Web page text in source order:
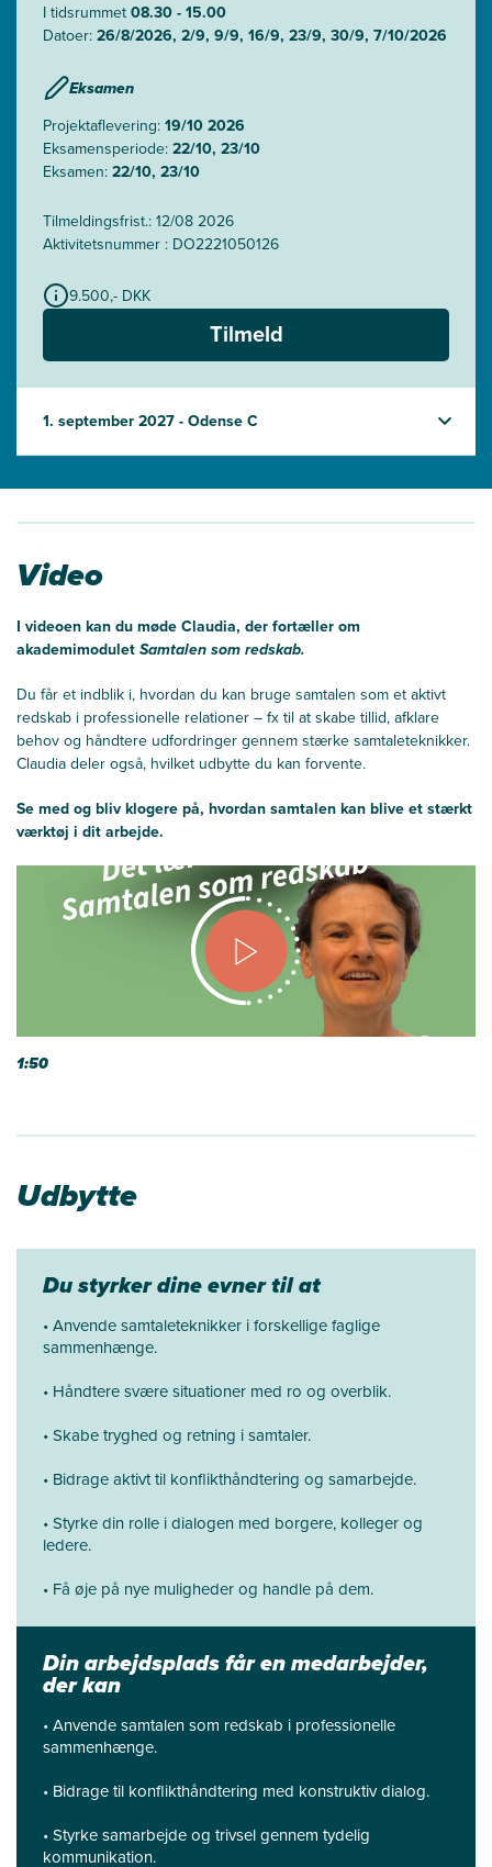
I tidsrummet 08.30 - 15.00
Datoer: 26/8/2026, 2/9, 9/9, 16/9, 23/9, 30/9, 7/10/2026
Eksamen
Projektaflevering: 19/10 2026
Eksamensperiode: 22/10, 23/10
Eksamen: 22/10, 23/10
Tilmeldingsfrist.: 12/08 2026
Aktivitetsnummer : DO2221050126
9.500,- DKK
Tilmeld
1. september 2027 - Odense C
Video
I videoen kan du møde Claudia, der fortæller om
akademimodulet Samtalen som redskab.
Du får et indblik i, hvordan du kan bruge samtalen som et aktivt
redskab i professionelle relationer – fx til at skabe tillid, afklare
behov og håndtere udfordringer gennem stærke samtaleteknikker.
Claudia deler også, hvilket udbytte du kan forvente.
Se med og bliv klogere på, hvordan samtalen kan blive et stærkt
værktøj i dit arbejde.
1:50
Udbytte
Du styrker dine evner til at
• Anvende samtaleteknikker i forskellige faglige
sammenhænge.
• Håndtere svære situationer med ro og overblik.
• Skabe tryghed og retning i samtaler.
• Bidrage aktivt til konflikthåndtering og samarbejde.
• Styrke din rolle i dialogen med borgere, kolleger og
ledere.
• Få øje på nye muligheder og handle på dem.
Din arbejdsplads får en medarbejder,
der kan
• Anvende samtalen som redskab i professionelle
sammenhænge.
• Bidrage til konflikthåndtering med konstruktiv dialog.
• Styrke samarbejde og trivsel gennem tydelig
kommunikation.